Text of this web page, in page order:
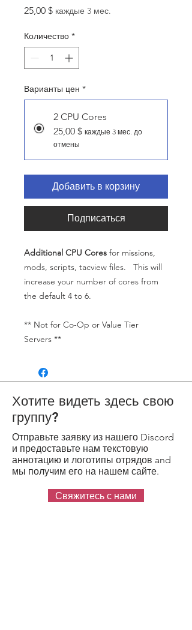
25,00 $Цена
каждые 3 мес.
Количество *
Варианты цен *
2 CPU Cores
25,00 $ каждые 3 мес. до
отмены
Добавить в корзину
Подписаться
Additional CPU Cores for missions,
mods, scripts, tacview files. This will
increase your number of cores from
the default 4 to 6.
** Not for Co-Op or Value Tier
Servers **
Хотите видеть здесь свою
группу?
Отправьте заявку из нашего Discord
и предоставьте нам текстовую
аннотацию и логотипы отрядов and
мы получим его на нашем сайте.
Свяжитесь с нами